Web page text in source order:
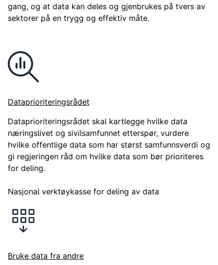
gang, og at data kan deles og gjenbrukes på tvers av
sektorer på en trygg og effektiv måte.
Dataprioriteringsrådet
Dataprioriteringsrådet skal kartlegge hvilke data
næringslivet og sivilsamfunnet etterspør, vurdere
hvilke offentlige data som har størst samfunnsverdi og
gi regjeringen råd om hvilke data som bør prioriteres
for deling.
Nasjonal verktøykasse for deling av data
Bruke data fra andre